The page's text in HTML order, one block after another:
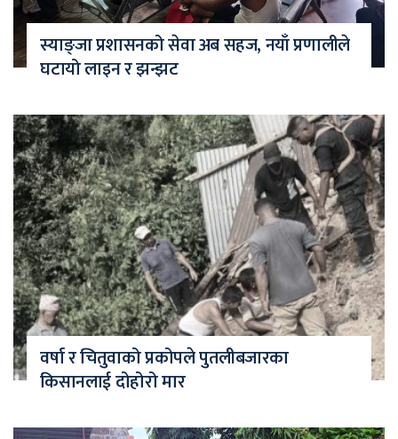
स्याङ्जा प्रशासनको सेवा अब सहज, नयाँ प्रणालीले
घटायो लाइन र झन्झट
वर्षा र चितुवाको प्रकोपले पुतलीबजारका
किसानलाई दोहोरो मार